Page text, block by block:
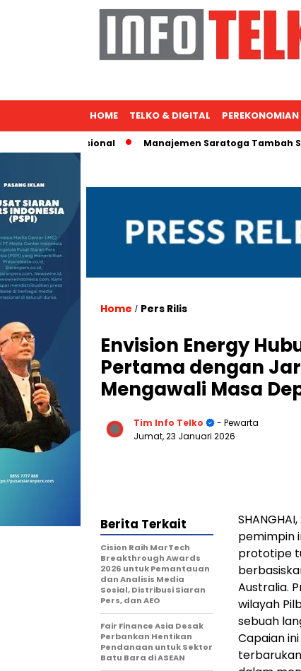
HOME TELKO & DIGITAL PEREKONOMIAN
Manajemen Saratoga Tambah Saham,
Home / Pers Rilis
Envision Energy
Pertama dengan
Mengawali Masa
Tim Info Telko
- Pewarta
Jumat, 23 Januari 2026
SHANGHAI,
pemimpin
prototipe
Australia.
wilayah
sebuah
Capaian
Berita Terkait
Cision Raih MarTech
Breakthrough Awards
2026 untuk Pemantauan
dan Analisis Media
Sosial, Distribusi Siaran
Pers, dan AEO
Fair Finance Asia Desak
Perbankan Hentikan
Pendanaan untuk Sektor
Batu Bara di ASEAN